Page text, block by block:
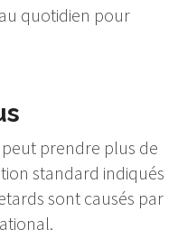
quotidien pour
peut prendre plus de
standard indiqués
sont causés par